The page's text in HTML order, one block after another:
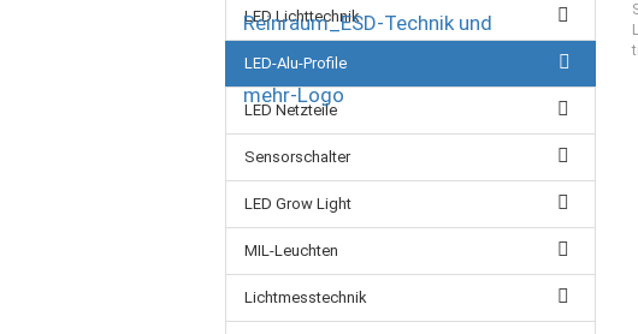
LED Lichttechnik
LED-Alu-Profile
LED Netzteile
Sensorschalter
LED Grow Light
MIL-Leuchten
Lichtmesstechnik